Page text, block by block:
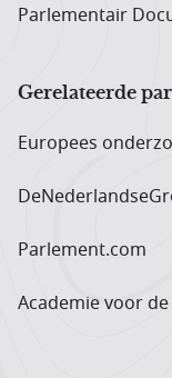
Parlementair
Gerelateerde
Europees
Parlement.com
Academie voor